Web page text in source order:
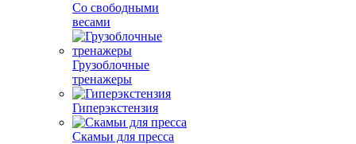
Со свободными
весами
Грузоблочные
тренажеры
Гиперэкстензия
Скамьи для пресса